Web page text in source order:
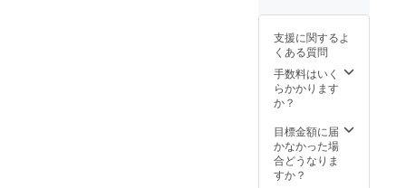
は10月
以降の
お届け
予定で
す。
(会場内
に掲示
したお
名前)
【掲示
期間】
が存続
する限
り／会
在庫に
ザイン
が変更
になる
場合が
●HPと
会場内
にお名
くださ
カキン
2024 オ
リジナ
ル手ぬ
ぬぐい
に“ツカ
キン
定配
2024年
10月1日
~12月
31日) ●
日誌
(メー
ル：
時：
10月～
2025年
3月で1
日間(2
所：支
援者様
の近隣
支援に関するよ
くある質問
手数料はいく
らかかります
か？
目標金額に届
かなかった場
合どうなりま
すか？